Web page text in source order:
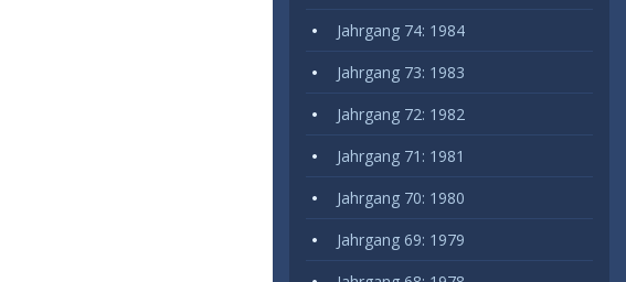
Jahrgang 74: 1984
Jahrgang 73: 1983
Jahrgang 72: 1982
Jahrgang 71: 1981
Jahrgang 70: 1980
Jahrgang 69: 1979